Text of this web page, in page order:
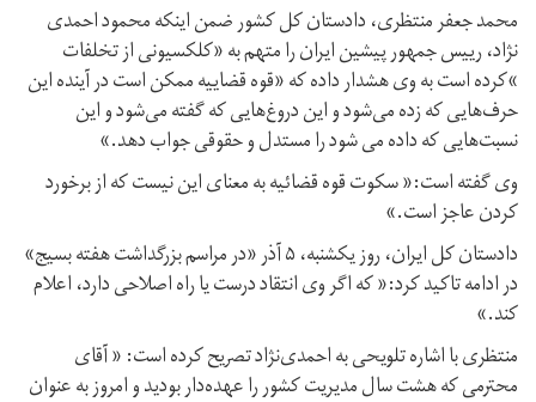
محمد جعفر منتظری، دادستان کل کشور ضمن اینکه محمود احمدی
نژاد، رییس جمهور پیشین ایران را متهم به «کلکسیونی از تخلفات
»کرده است به وی هشدار داده که «قوه قضاییه ممکن است در آینده این
حرف‌هایی که زده می‌شود و این دروغ‌هایی که گفته می‌شود و این
نسبت‌هایی که داده می شود را مستدل و حقوقی جواب دهد.»
وی گفته است:« سکوت قوه قضائیه به معنای این نیست که از برخورد
کردن عاجز است.»
دادستان کل ایران، روز یکشنبه، ۵ آذر «در مراسم بزرگداشت هفته بسیج»
در ادامه تاکید کرد:« که اگر وی انتقاد درست یا راه اصلاحی دارد، اعلام
کند.»
منتظری با اشاره تلویحی به احمدی‌نژاد تصریح کرده است: « آقای
محترمی که هشت سال مدیریت کشور را عهده‌دار بودید و امروز به عنوان